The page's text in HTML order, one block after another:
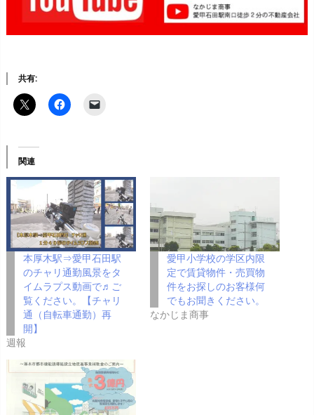
共有:
関連
本厚木駅⇒愛甲石田駅
のチャリ通勤風景をタ
イムラプス動画で♬ご
覧ください。【チャリ
通（自転車通勤）再
開】
週報
愛甲小学校の学区内限
定で賃貸物件・売買物
件をお探しのお客様何
でもお聞きください。
なかじま商事